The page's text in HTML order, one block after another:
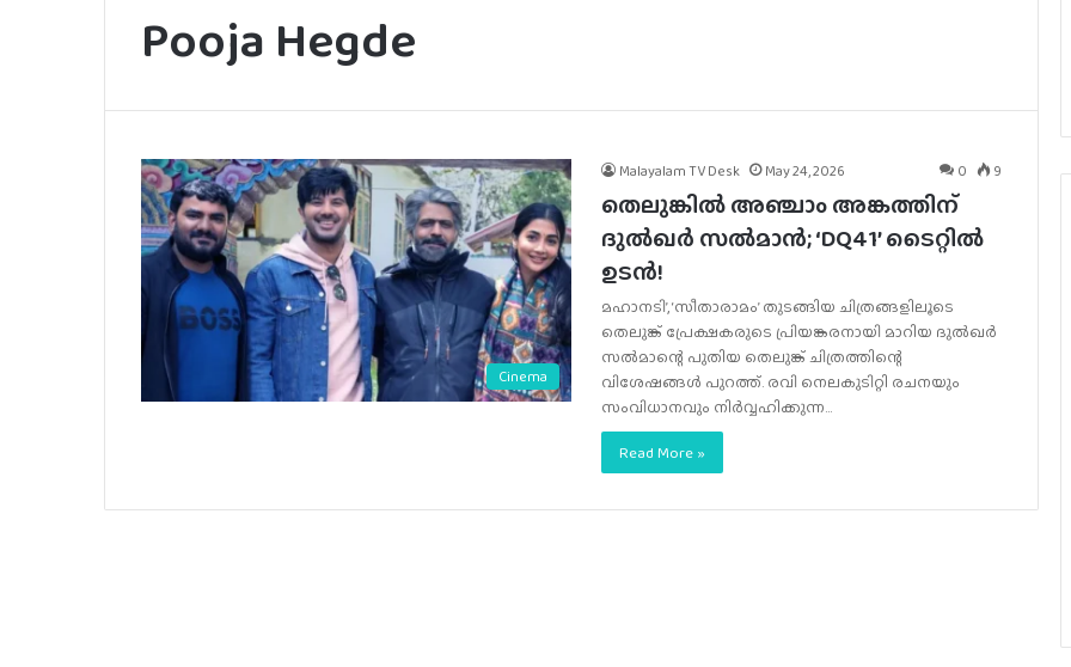
Pooja Hegde
Cinema
Malayalam TV Desk May 24, 2026 0 9
തെലുങ്കിൽ അഞ്ചാം അങ്കത്തിന്
ദുൽഖർ സൽമാൻ; ‘DQ41’ ടൈറ്റിൽ
ഉടൻ!
മഹാനടി’, ‘സീതാരാമം’ തുടങ്ങിയ ചിത്രങ്ങളിലൂടെ
തെലുങ്ക് പ്രേക്ഷകരുടെ പ്രിയങ്കരനായി മാറിയ ദുൽഖർ
സൽമാന്റെ പുതിയ തെലുങ്ക് ചിത്രത്തിന്റെ
വിശേഷങ്ങൾ പുറത്ത്. രവി നെലകുടിറ്റി രചനയും
സംവിധാനവും നിർവ്വഹിക്കുന്ന…
Read More »